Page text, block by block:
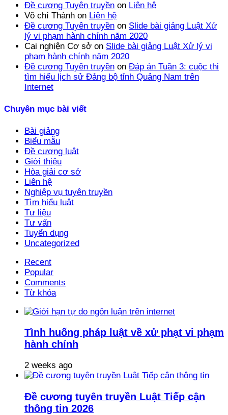
Đề cương Tuyên truyền on Liên hệ
Võ chí Thành on Liên hệ
Đề cương Tuyên truyền on Slide bài giảng Luật Xử
lý vi phạm hành chính năm 2020
Cai nghiện Cơ sở on Slide bài giảng Luật Xử lý vi
phạm hành chính năm 2020
Đề cương Tuyên truyền on Đáp án Tuần 3: cuộc thi
tìm hiểu lịch sử Đảng bộ tỉnh Quảng Nam trên
Internet
Chuyên mục bài viết
Bài giảng
Biểu mẫu
Đề cương luật
Giới thiệu
Hòa giải cơ sở
Liên hệ
Nghiệp vụ tuyên truyền
Tìm hiểu luật
Tư liệu
Tư vấn
Tuyển dụng
Uncategorized
Recent
Popular
Comments
Từ khóa
Tình huống pháp luật về xử phạt vi phạm
hành chính
2 weeks ago
Đề cương tuyên truyền Luật Tiếp cận
thông tin 2026